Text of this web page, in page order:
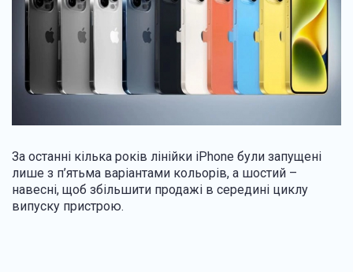
За останні кілька років лінійки ‌iPhone‌ були запущені
лише з п’ятьма варіантами кольорів, а шостий –
навесні, щоб збільшити продажі в середині циклу
випуску пристрою.